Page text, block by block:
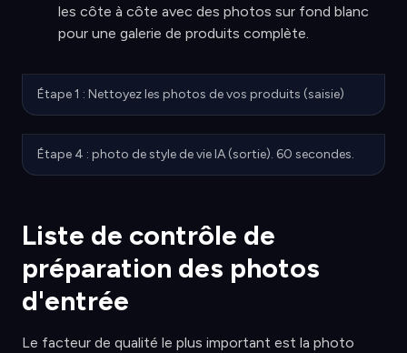
les côte à côte avec des photos sur fond blanc
pour une galerie de produits complète.
Étape 1 : Nettoyez les photos de vos produits (saisie)
Étape 4 : photo de style de vie IA (sortie). 60 secondes.
Liste de contrôle de
préparation des photos
d'entrée
Le facteur de qualité le plus important est la photo